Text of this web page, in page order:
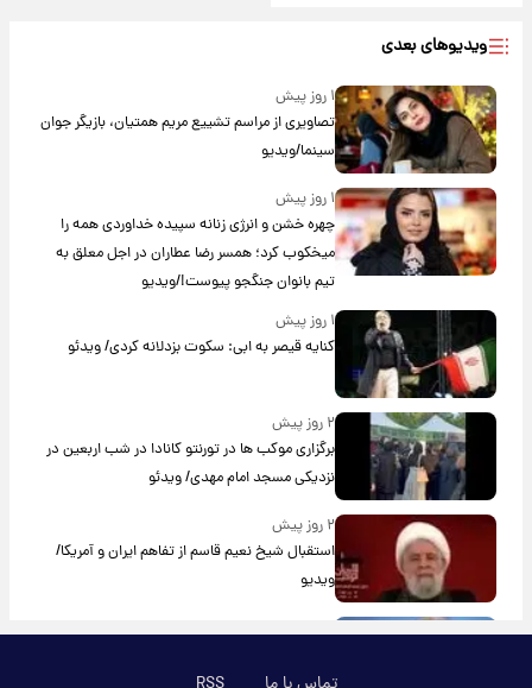
ویدیوهای بعدی
۱ روز پیش
تصاویری از مراسم تشییع مریم همتیان، بازیگر جوان
سینما/ویدیو
۱ روز پیش
چهره خشن و انرژی زنانه سپیده خداوردی همه را
میخکوب کرد؛ همسر رضا عطاران در اجل معلق به
تیم بانوان جنگجو پیوست!/ویدیو
۱ روز پیش
کنایه قیصر به ابی: سکوت بزدلانه کردی/ ویدئو
۲ روز پیش
برگزاری موکب ها در تورنتو کانادا در شب اربعین در
نزدیکی مسجد امام مهدی/ ویدئو
۲ روز پیش
استقبال شیخ نعیم قاسم از تفاهم ایران و آمریکا/
ویدیو